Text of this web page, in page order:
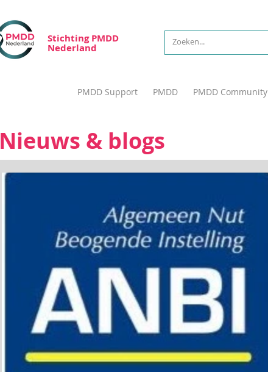
Stichting PMDD
Nederland
PMDD Support PMDD PMDD Community
Nieuws & blogs